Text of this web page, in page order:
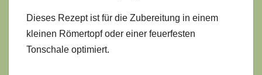
Dieses Rezept ist für die Zubereitung in einem
kleinen Römertopf oder einer feuerfesten
Tonschale optimiert.